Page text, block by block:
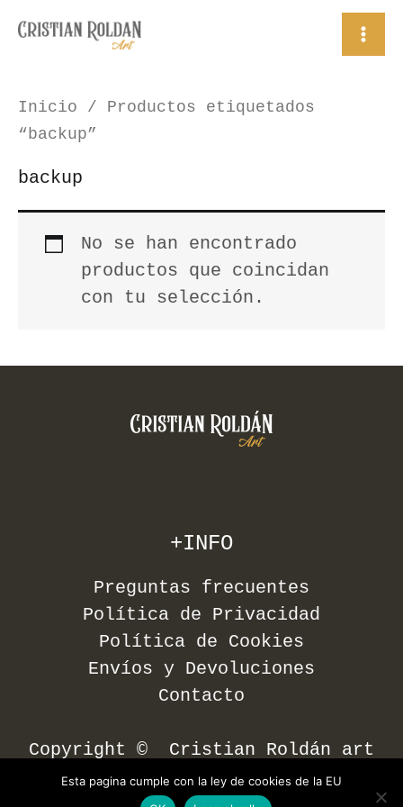
al
Inicio / Productos etiquetados
“backup”
backup
No se han encontrado
productos que coincidan
con tu selección.
+INFO
Preguntas frecuentes
Política de Privacidad
Política de Cookies
Envíos y Devoluciones
Contacto
Copyright © Cristian Roldán art
Esta pagina cumple con la ley de cookies de la EU